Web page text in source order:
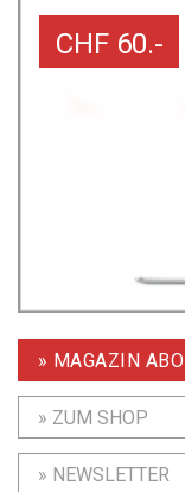
CHF 60.-
» MAGAZIN
» ZUM SHOP
» NEWSLETTER